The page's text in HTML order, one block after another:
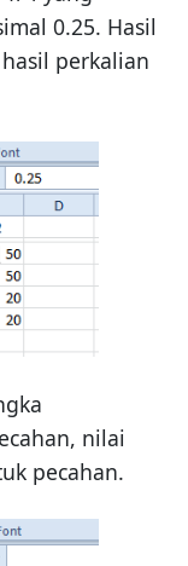
0.25. Hasil
perkalian
nilai
pecahan.